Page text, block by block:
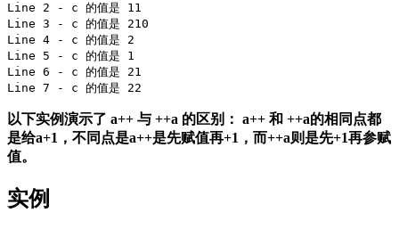
Line 2 - c 的值是 11
Line 3 - c 的值是 210
Line 4 - c 的值是 2
Line 5 - c 的值是 1
Line 6 - c 的值是 21
以下实例演示了 a++ 与 ++a 的区别： a++ 和 ++a的相同点都
是给a+1，不同点是a++是先赋值再+1，而++a则是先+1再参赋
值。
实例